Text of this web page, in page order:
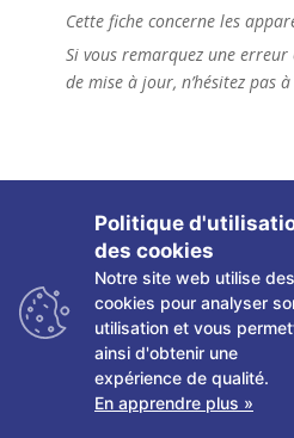
Cette fiche concerne les
Si vous remarquez une erreur
de mise à jour, n’hésitez pas
Copyright ©2026 Les fiches
droits réservés
Politique de confidentialité
Partenaires|Contact|Plan
Politique
des cookies
Notre site web utilise des
cookies pour analyser
utilisation et vous
ainsi d'obtenir une
expérience de qualité.
En apprendre plus »